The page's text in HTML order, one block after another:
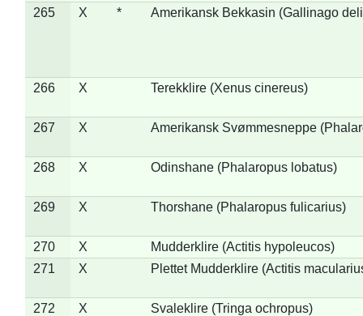
265 X * Amerikansk Bekkasin (Gallinago
266 X Terekklire (Xenus cinereus)
267 X Amerikansk Svømmesneppe
268 X Odinshane (Phalaropus lobatus)
269 X Thorshane (Phalaropus fulicarius)
270 X
Mudderklire (Actitis hypoleucos)
271
X Plettet Mudderklire (Actitis
272 X Svaleklire (Tringa ochropus)